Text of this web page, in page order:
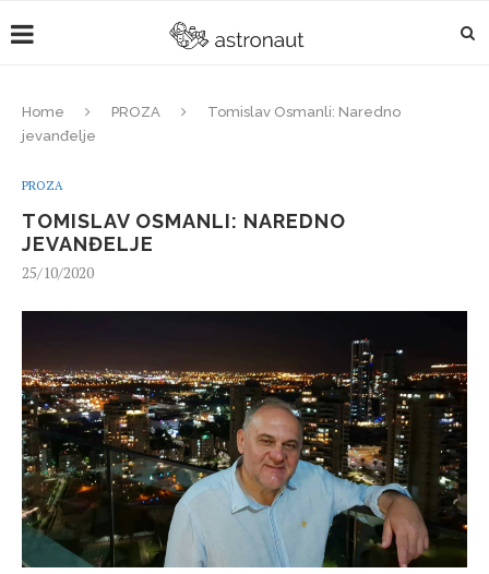
Home PROZA
Tomislav Osmanli: Naredno
jevanđelje
PROZA
TOMISLAV OSMANLI: NAREDNO
JEVANĐELJE
25/10/2020